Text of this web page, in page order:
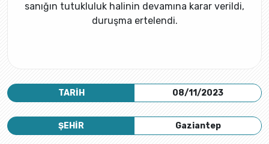
sanığın tutukluluk halinin devamına karar verildi,
duruşma ertelendi.
TARİH 08/11/2023
Gaziantep
ŞEHİR